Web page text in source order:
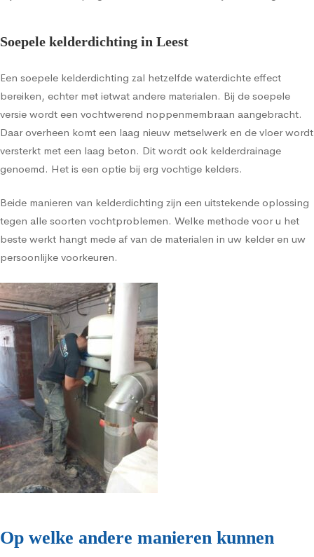
Soepele kelderdichting in Leest
Een soepele kelderdichting zal hetzelfde waterdichte effect
bereiken, echter met ietwat andere materialen. Bij de soepele
versie wordt een vochtwerend noppenmembraan aangebracht.
Daar overheen komt een laag nieuw metselwerk en de vloer wordt
versterkt met een laag beton. Dit wordt ook kelderdrainage
genoemd. Het is een optie bij erg vochtige kelders.
Beide manieren van kelderdichting zijn een uitstekende oplossing
tegen alle soorten vochtproblemen. Welke methode voor u het
beste werkt hangt mede af van de materialen in uw kelder en uw
persoonlijke voorkeuren.
Op welke andere manieren kunnen